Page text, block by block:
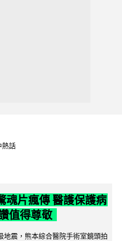
熱話
魂片瘋傳 醫護保護病
值得尊敬
震，熊本綜合醫院手術室鏡頭拍